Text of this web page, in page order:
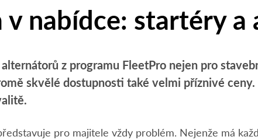
v nabídce: startéry
z programu FleetPro nejen pro
skvělé dostupnosti také velmi příznivé
pro majitele vždy problém. Nejenže má